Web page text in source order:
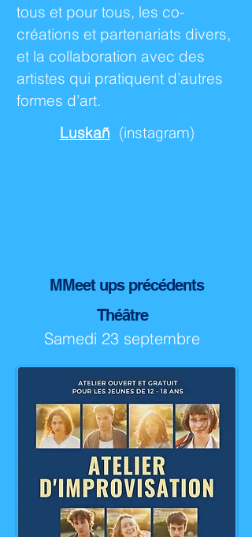
tous et pour tous, les co-
créations et partenariats divers,
et la collaboration avec des
artistes qui pratiquent d’autres
formes d’art.
Luskañ (instagram)
MMeet ups précédents
Théâtre
Samedi 23 septembre